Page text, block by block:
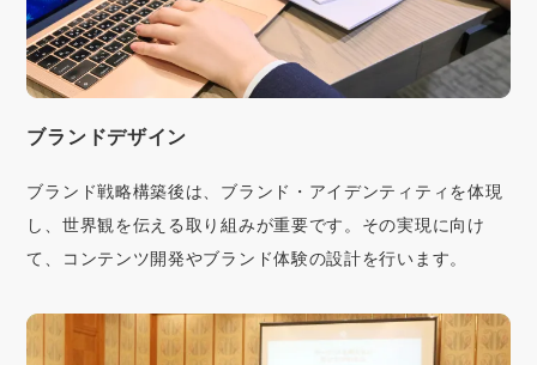
ブランドデザイン
ブランド戦略構築後は、ブランド・アイデンティティを体現
し、世界観を伝える取り組みが重要です。その実現に向け
て、コンテンツ開発やブランド体験の設計を行います。